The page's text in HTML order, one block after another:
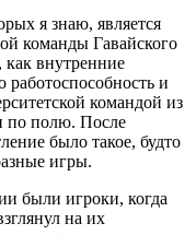
я знаю, является
команды Гавайского
как внутренние
работоспособность и
командой из
по полю. После
было такое, будто
игры.
были игроки, когда
на их